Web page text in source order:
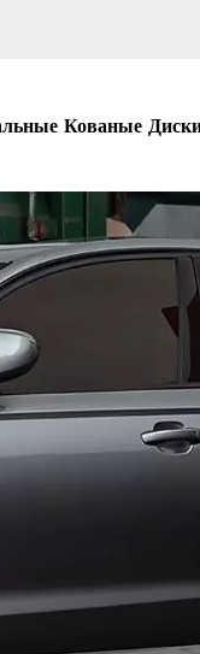
Кованые